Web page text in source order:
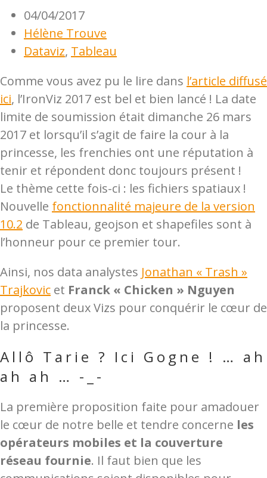
04/04/2017
Hélène Trouve
Dataviz, Tableau
Comme vous avez pu le lire dans l’article diffusé
ici, l’IronViz 2017 est bel et bien lancé ! La date
limite de soumission était dimanche 26 mars
2017 et lorsqu’il s’agit de faire la cour à la
princesse, les frenchies ont une réputation à
tenir et répondent donc toujours présent !
Le thème cette fois-ci : les fichiers spatiaux !
Nouvelle fonctionnalité majeure de la version
10.2 de Tableau, geojson et shapefiles sont à
l’honneur pour ce premier tour.
Ainsi, nos data analystes Jonathan « Trash »
Trajkovic et Franck « Chicken » Nguyen
proposent deux Vizs pour conquérir le cœur de
la princesse.
Allô Tarie ? Ici Gogne ! … ah
ah ah … -_-
La première proposition faite pour amadouer
le cœur de notre belle et tendre concerne les
opérateurs mobiles et la couverture
réseau fournie. Il faut bien que les